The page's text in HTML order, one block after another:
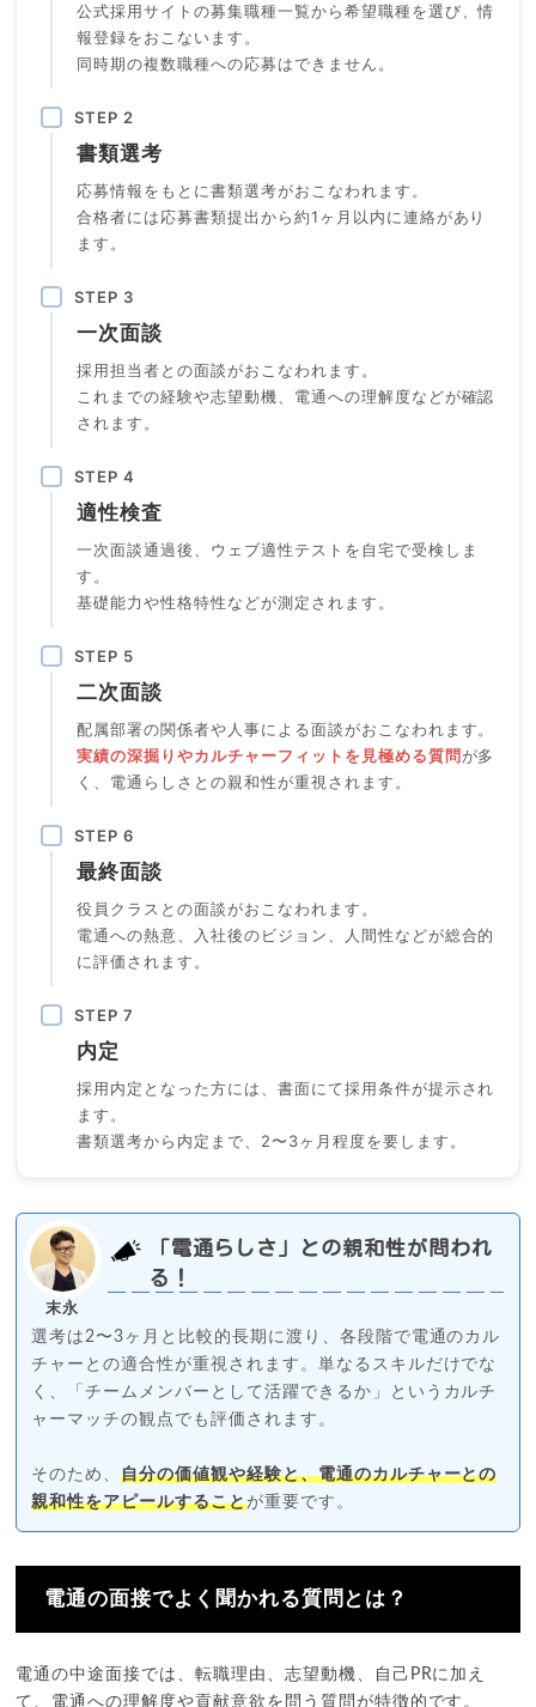
公式採用サイトの募集職種一覧から希望職種を選び、情
報登録をおこないます。
同時期の複数職種への応募はできません。
STEP 2
書類選考
応募情報をもとに書類選考がおこなわれます。
合格者には応募書類提出から約1ヶ月以内に連絡があり
ます。
STEP 3
一次面談
採用担当者との面談がおこなわれます。
これまでの経験や志望動機、電通への理解度などが確認
されます。
STEP 4
適性検査
一次面談通過後、ウェブ適性テストを自宅で受検しま
す。
基礎能力や性格特性などが測定されます。
STEP 5
二次面談
配属部署の関係者や人事による面談がおこなわれます。
実績の深掘りやカルチャーフィットを見極める質問が多
く、電通らしさとの親和性が重視されます。
STEP 6
最終面談
役員クラスとの面談がおこなわれます。
電通への熱意、入社後のビジョン、人間性などが総合的
に評価されます。
STEP 7
内定
採用内定となった方には、書面にて採用条件が提示され
ます。
書類選考から内定まで、2〜3ヶ月程度を要します。
末永
「電通らしさ」との親和性が問われ
る！
選考は2〜3ヶ月と比較的長期に渡り、各段階で電通のカル
チャーとの適合性が重視されます。単なるスキルだけでな
く、「チームメンバーとして活躍できるか」というカルチ
ャーマッチの観点でも評価されます。
そのため、自分の価値観や経験と、電通のカルチャーとの
親和性をアピールすることが重要です。
電通の面接でよく聞かれる質問とは？
電通の中途面接では、転職理由、志望動機、自己PRに加え
て、電通への理解度や貢献意欲を問う質問が特徴的です。